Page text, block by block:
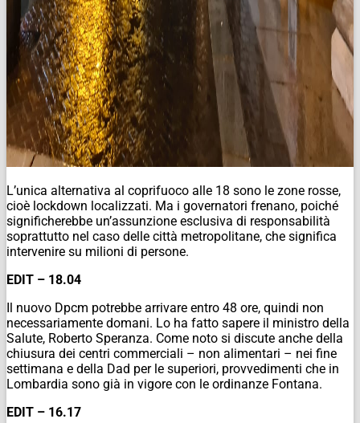
L’unica alternativa al coprifuoco alle 18 sono le zone rosse,
cioè lockdown localizzati. Ma i governatori frenano, poiché
significherebbe un’assunzione esclusiva di responsabilità
soprattutto nel caso delle città metropolitane, che significa
intervenire su milioni di persone.
EDIT – 18.04
Il nuovo Dpcm potrebbe arrivare entro 48 ore, quindi non
necessariamente domani. Lo ha fatto sapere il ministro della
Salute, Roberto Speranza. Come noto si discute anche della
chiusura dei centri commerciali – non alimentari – nei fine
settimana e della Dad per le superiori, provvedimenti che in
Lombardia sono già in vigore con le ordinanze Fontana.
EDIT – 16.17